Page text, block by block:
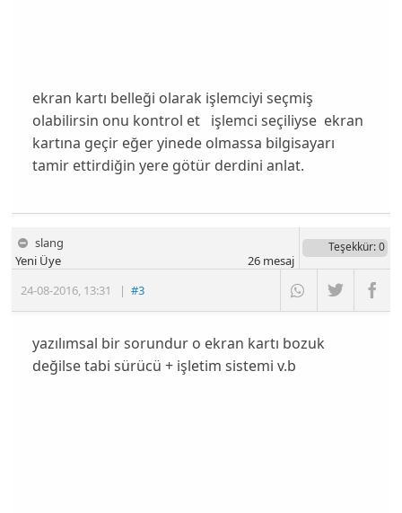
ekran kartı belleği olarak işlemciyi seçmiş
olabilirsin onu kontrol et işlemci seçiliyse ekran
kartına geçir eğer yinede olmassa bilgisayarı
tamir ettirdiğin yere götür derdini anlat.
slang
24-08-2016, 13:31 |#3
Yeni Üye
Teşekkür: 0
26mesaj
yazılımsal bir sorundur o ekran kartı bozuk
değilse tabi sürücü + işletim sistemi v.b